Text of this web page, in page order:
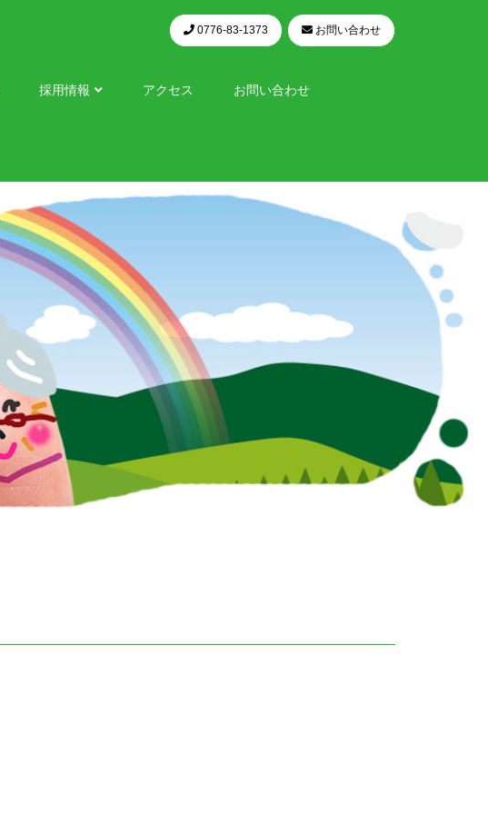
0776-83-1373 お問い合わせ
採用情報 アクセス お問い合わせ